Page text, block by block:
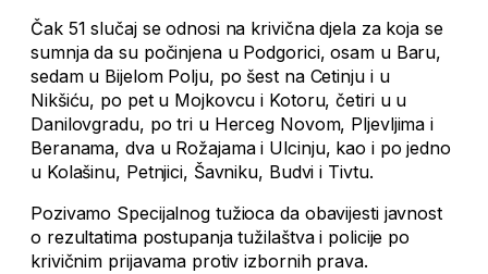
Čak 51 slučaj se odnosi na krivična djela za koja se
sumnja da su počinjena u Podgorici, osam u Baru,
sedam u Bijelom Polju, po šest na Cetinju i u
Nikšiću, po pet u Mojkovcu i Kotoru, četiri u u
Danilovgradu, po tri u Herceg Novom, Pljevljima i
Beranama, dva u Rožajama i Ulcinju, kao i po jedno
u Kolašinu, Petnjici, Šavniku, Budvi i Tivtu.
Pozivamo Specijalnog tužioca da obavijesti javnost
o rezultatima postupanja tužilaštva i policije po
krivičnim prijavama protiv izbornih prava.